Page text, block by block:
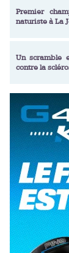
Ladies Pro-
Académie
Amundi
expériences
Tiger Woods
Evian
Programme
Premier
naturiste à La
Un scramble
contre la
Resonance
Series &
amateurs en
Royal Air
event sport et
LPGA Tour
golf féminin
Ladies